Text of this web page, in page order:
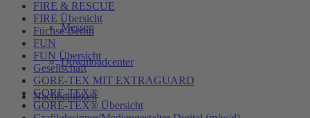
Messen
Downloadcenter
Nachhaltigkeit
FIRE & RESCUE
FIRE Übersicht
Füchse Berlin
FUN
FUN Übersicht
Gesellschaft
GORE-TEX MIT EXTRAGUARD
GORE-TEX®
GORE-TEX® Übersicht